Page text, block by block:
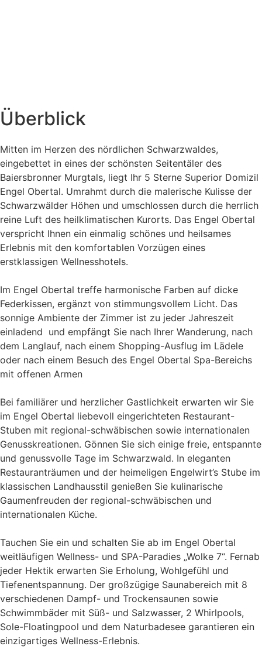
Überblick
Mitten im Herzen des nördlichen Schwarzwaldes,
eingebettet in eines der schönsten Seitentäler des
Baiersbronner Murgtals, liegt Ihr 5 Sterne Superior Domizil
Engel Obertal. Umrahmt durch die malerische Kulisse der
Schwarzwälder Höhen und umschlossen durch die herrlich
reine Luft des heilklimatischen Kurorts. Das Engel Obertal
verspricht Ihnen ein einmalig schönes und heilsames
Erlebnis mit den komfortablen Vorzügen eines
erstklassigen Wellnesshotels.
Im Engel Obertal treffe harmonische Farben auf dicke
Federkissen, ergänzt von stimmungsvollem Licht. Das
sonnige Ambiente der Zimmer ist zu jeder Jahreszeit
einladend  und empfängt Sie nach Ihrer Wanderung, nach
dem Langlauf, nach einem Shopping-Ausflug im Lädele
oder nach einem Besuch des Engel Obertal Spa-Bereichs
mit offenen Armen
Bei familiärer und herzlicher Gastlichkeit erwarten wir Sie
im Engel Obertal liebevoll eingerichteten Restaurant-
Stuben mit regional-schwäbischen sowie internationalen
Genusskreationen. Gönnen Sie sich einige freie, entspannte
und genussvolle Tage im Schwarzwald. In eleganten
Restauranträumen und der heimeligen Engelwirt’s Stube im
klassischen Landhausstil genießen Sie kulinarische
Gaumenfreuden der regional-schwäbischen und
internationalen Küche.
Tauchen Sie ein und schalten Sie ab im Engel Obertal
weitläufigen Wellness- und SPA-Paradies „Wolke 7“. Fernab
jeder Hektik erwarten Sie Erholung, Wohlgefühl und
Tiefenentspannung. Der großzügige Saunabereich mit 8
verschiedenen Dampf- und Trockensaunen sowie
Schwimmbäder mit Süß- und Salzwasser, 2 Whirlpools,
Sole-Floatingpool und dem Naturbadesee garantieren ein
einzigartiges Wellness-Erlebnis.